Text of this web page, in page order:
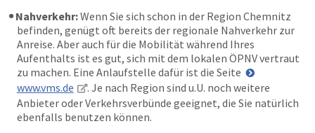
Nahverkehr:Wenn Sie sich schon in der Region Chemnitz
befinden, genügt oft bereits der regionale Nahverkehr zur
Anreise. Aber auch für die Mobilität während Ihres
Aufenthalts ist es gut, sich mit dem lokalen ÖPNV vertraut
zu machen. Eine Anlaufstelle dafür ist die Seite
www.vms.de
. Je nach Region sind u.U. noch weitere
Anbieter oder Verkehrsverbünde geeignet, die Sie natürlich
ebenfalls benutzen können.